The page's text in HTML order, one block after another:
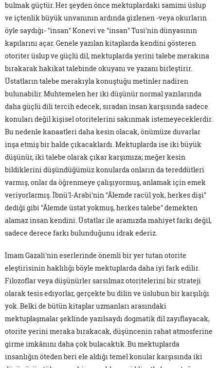
bulmak güçtür. Her şeyden önce mektuplardaki samimi üslup
ve içtenlik büyük unvanının ardında gizlenen -veya okurların
öyle saydığı- "insan" Konevi ve "insan" Tusi'nin dünyasının
kapılarını açar. Genele yazılan kitaplarda kendini gösteren
otoriter üslup ve güçlü dil, mektuplarda yerini talebe merakına
bırakarak hakikat talebinde okuyanı ve yazanı birleştirir.
Üstatların talebe merakıyla konuştuğu metinler nadiren
bulunabilir. Muhtemelen her iki düşünür normal yazılarında
daha güçlü dili tercih edecek, sıradan insan karşısında sadece
konuları değil kişisel otoritelerini sakınmak istemeyeceklerdir.
Bu nedenle kanaatleri daha kesin olacak, önümüze duvarlar
inşa etmiş bir halde çıkacaklardı. Mektuplarda ise iki büyük
düşünür, iki talebe olarak çıkar karşımıza; meğer kesin
bildiklerini düşündüğümüz konularda onların da tereddütleri
varmış, onlar da öğrenmeye çalışıyormuş, anlamak için emek
veriyorlarmış. İbnü'l-Arabi'nin "Âlemde racül yok, herkes dişi"
dediği gibi "Âlemde üstat yokmuş, herkes talebe" demekten
alamaz insan kendini. Üstatlar ile aramızda mahiyet farkı değil,
sadece derece farkı bulunduğunu idrak ederiz.
İmam Gazali'nin eserlerinde önemli bir yer tutan otorite
eleştirisinin haklılığı böyle mektuplarda daha iyi fark edilir.
Filozoflar veya düşünürler sarsılmaz otoritelerini bir strateji
olarak tesis ediyorlar, gerçekte bu dilin ve üslubun bir karşılığı
yok. Belki de bütün kitaplar uzmanları arasındaki
mektuplaşmalar şeklinde yazılsaydı dogmatik dil zayıflayacak,
otorite yerini meraka bırakacak, düşüncenin rahat atmosferine
girme imkânını daha çok bulacaktık. Bu mektuplarda
insanlığın öteden beri ele aldığı temel konular karşısında iki